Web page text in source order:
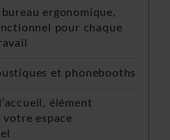
ergonomique,
pour chaque
et phonebooths
élément
votre espace